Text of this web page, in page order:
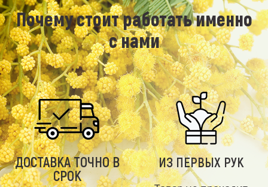
Почему стоит работать именно
с нами
ДОСТАВКА ТОЧНО В
СРОК
ИЗ ПЕРВЫХ РУК